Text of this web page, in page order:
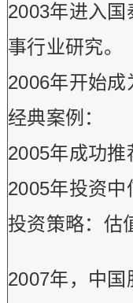
2003年进入
事行业研究。
2006年开始成
经典案例：
2005年成功
2005年投资中
投资策略：估
2007年，中国